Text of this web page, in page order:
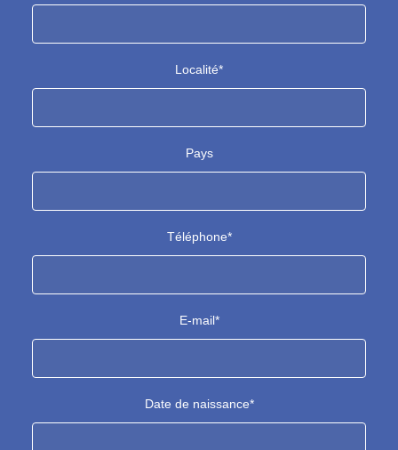
Localité*
Pays
Téléphone*
E-mail*
Date de naissance*